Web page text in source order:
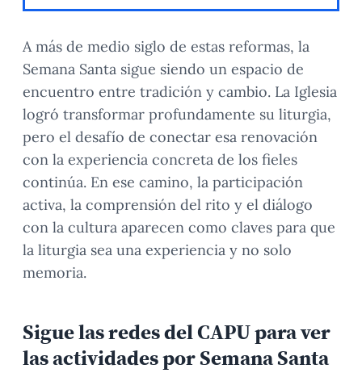
A más de medio siglo de estas reformas, la
Semana Santa sigue siendo un espacio de
encuentro entre tradición y cambio. La Iglesia
logró transformar profundamente su liturgia,
pero el desafío de conectar esa renovación
con la experiencia concreta de los fieles
continúa. En ese camino, la participación
activa, la comprensión del rito y el diálogo
con la cultura aparecen como claves para que
la liturgia sea una experiencia y no solo
memoria.
Sigue las redes del CAPU para ver
las actividades por Semana Santa